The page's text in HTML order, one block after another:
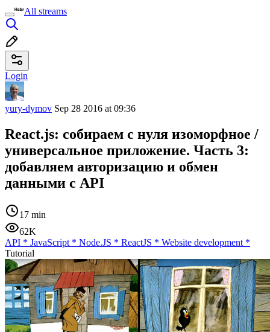
All streams
Login
yury-dymov Sep 28 2016 at 09:36
React.js: собираем с нуля изоморфное /
универсальное приложение. Часть 3:
добавляем авторизацию и обмен
данными с API
17 min
62K
API * JavaScript * Node.JS * ReactJS * Website development *
Tutorial